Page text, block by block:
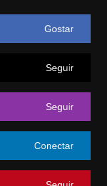
Gostar
Seguir
Seguir
Conectar